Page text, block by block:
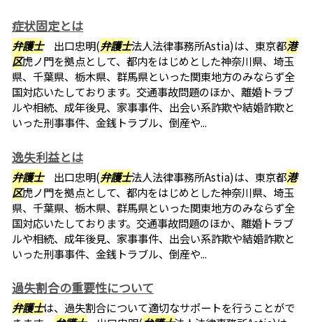
症状固定とは
弁護士出口忠明(弁護士法人法律事務所Astia)は、東京都港
区虎ノ門を拠点として、都内をはじめとした神奈川県、埼玉
県、千葉県、栃木県、群馬県といった関東地方のみならず全
国対応いたしております。交通事故問題のほか、離婚トラブ
ルや相続、成年後見、家事事件、出会い系詐欺や結婚詐欺と
いった刑事事件、金銭トラブル、倒産や...
逸失利益とは
弁護士出口忠明(弁護士法人法律事務所Astia)は、東京都港
区虎ノ門を拠点として、都内をはじめとした神奈川県、埼玉
県、千葉県、栃木県、群馬県といった関東地方のみならず全
国対応いたしております。交通事故問題のほか、離婚トラブ
ルや相続、成年後見、家事事件、出会い系詐欺や結婚詐欺と
いった刑事事件、金銭トラブル、倒産や...
過失割合の重要性について
弁護士は、過失割合について適切なサポートを行うことがで